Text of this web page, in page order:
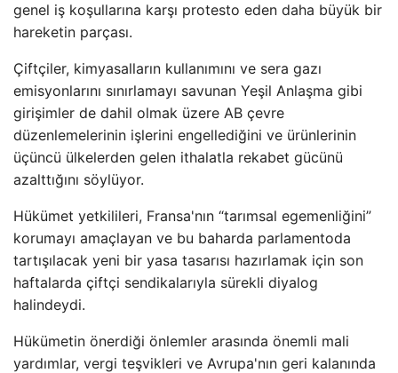
genel iş koşullarına karşı protesto eden daha büyük bir
hareketin parçası.
Çiftçiler, kimyasalların kullanımını ve sera gazı
emisyonlarını sınırlamayı savunan Yeşil Anlaşma gibi
girişimler de dahil olmak üzere AB çevre
düzenlemelerinin işlerini engellediğini ve ürünlerinin
üçüncü ülkelerden gelen ithalatla rekabet gücünü
azalttığını söylüyor.
Hükümet yetkilileri, Fransa'nın “tarımsal egemenliğini”
korumayı amaçlayan ve bu baharda parlamentoda
tartışılacak yeni bir yasa tasarısı hazırlamak için son
haftalarda çiftçi sendikalarıyla sürekli diyalog
halindeydi.
Hükümetin önerdiği önlemler arasında önemli mali
yardımlar, vergi teşvikleri ve Avrupa'nın geri kalanında